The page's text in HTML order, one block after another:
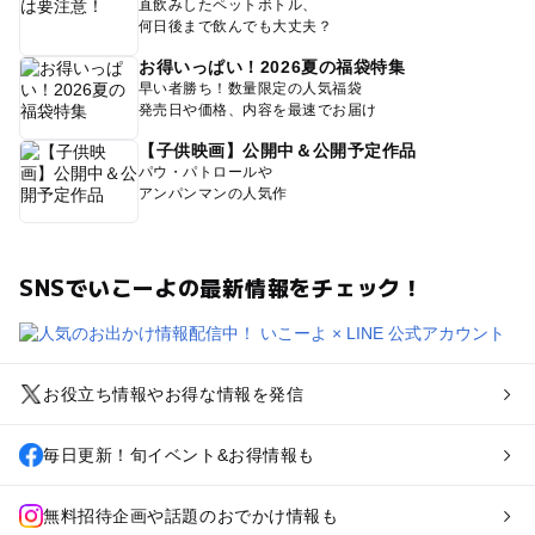
直飲みしたペットボトル、
何日後まで飲んでも大丈夫？
お得いっぱい！2026夏の福袋特集
早い者勝ち！数量限定の人気福袋
発売日や価格、内容を最速でお届け
【子供映画】公開中＆公開予定作品
パウ・パトロールや
アンパンマンの人気作
SNSでいこーよの最新情報をチェック！
お役立ち情報やお得な情報を発信
毎日更新！旬イベント&お得情報も
無料招待企画や話題のおでかけ情報も